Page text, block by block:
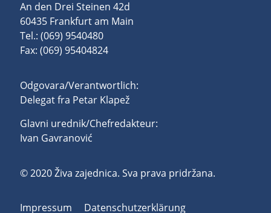
An den Drei Steinen 42d
60435 Frankfurt am Main
Tel.: (069) 9540480
Fax: (069) 95404824
Odgovara/Verantwortlich:
Delegat fra Petar Klapež
Glavni urednik/Chefredakteur:
Ivan Gavranović
© 2020 Živa zajednica. Sva prava pridržana.
Impressum
Datenschutzerklärung